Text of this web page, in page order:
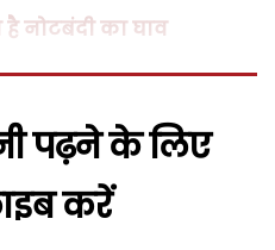
नोटबंदी का घाव
पढ़ने के लिए
करें